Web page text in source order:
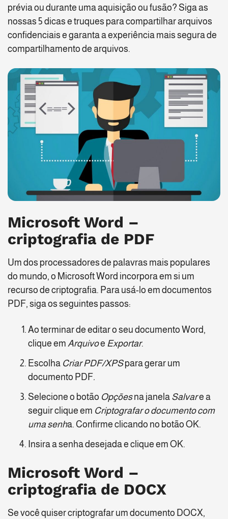
prévia ou durante uma aquisição ou fusão? Siga as
nossas 5 dicas e truques para compartilhar arquivos
confidenciais e garanta a experiência mais segura de
compartilhamento de arquivos.
Microsoft Word –
criptografia de PDF
Um dos processadores de palavras mais populares
do mundo, o Microsoft Word incorpora em si um
recurso de criptografia. Para usá-lo em documentos
PDF, siga os seguintes passos:
Ao terminar de editar o seu documento Word,
clique em Arquivoe Exportar.
Escolha Criar PDF/XPSpara gerar um
documento PDF.
Selecione o botão Opçõesna janela Salvare a
seguir clique em Criptografar o documento com
uma senha. Confirme clicando no botão OK.
Insira a senha desejada e clique em OK.
Microsoft Word –
criptografia de DOCX
Se você quiser criptografar um documento DOCX,